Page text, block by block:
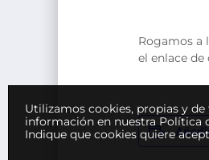
Rogamos a
el enlace de
Utilizamos cookies, propias y
información en nuestra Política
Indique que cookies quiere